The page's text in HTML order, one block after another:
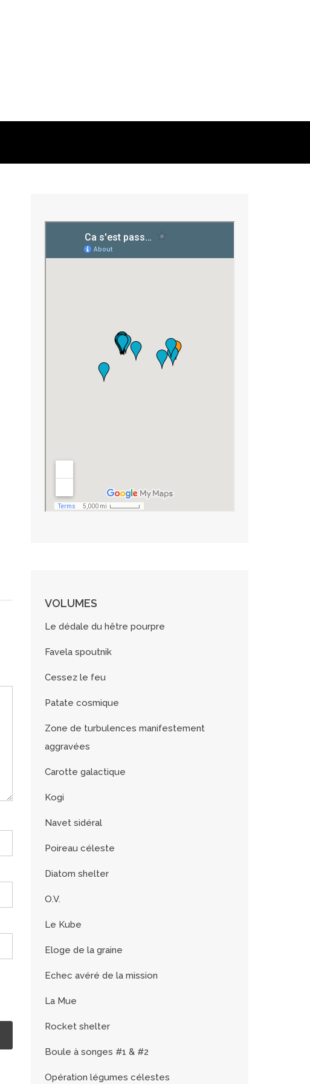
VOLUMES
Le dédale du hêtre pourpre
Favela spoutnik
Cessez le feu
Patate cosmique
Zone de turbulences manifestement
aggravées
Carotte galactique
Kogi
Navet sidéral
Poireau céleste
Diatom shelter
O.V.
Le Kube
Eloge de la graine
Echec avéré de la mission
La Mue
Rocket shelter
Boule à songes #1 & #2
Opération légumes célestes